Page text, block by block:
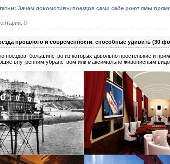
Зачем локомотивы поездов сами себе роют ямы
0
прошлого и современности, способные удивить (30
поездов, большинство из которых довольно простенькие и
внутренним убранством или максимально живописным